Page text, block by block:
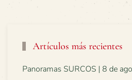
Artículos más recientes
Panoramas SURCOS | 8 de